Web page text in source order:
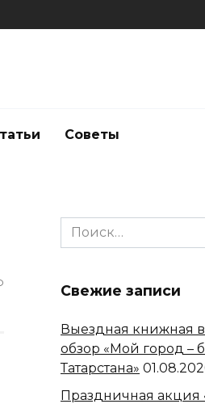
Советы
Search
for:
Свежие записи
Выездная книжная
обзор «Мой город –
Татарстана»
Праздничная акция